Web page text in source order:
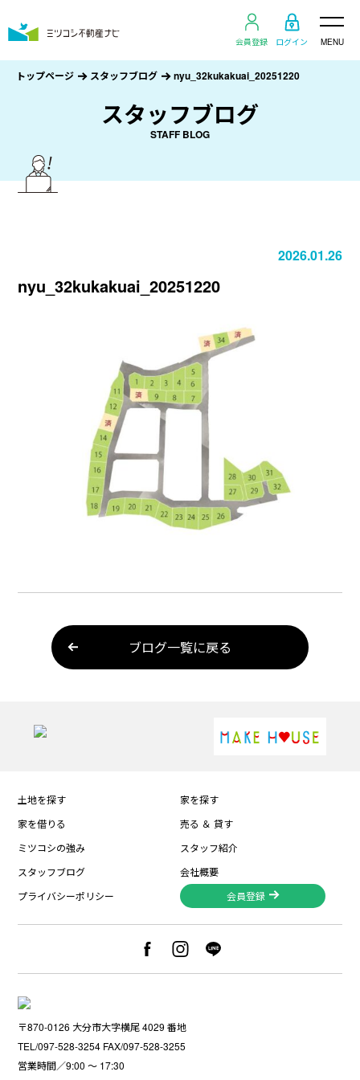
会員登録 ログイン MENU
スタッフブログ
STAFF BLOG
トップページ スタッフブログ nyu_32kukakuai_20251220
2026.01.26
nyu_32kukakuai_20251220
ブログ一覧に戻る
〒870-0126 大分市大字横尾 4029 番地
TEL/097-528-3254 FAX/097-528-3255
営業時間／9:00 〜 17:30
土地を探す
家を探す
家を借りる
売る ＆ 貸す
ミツコシの強み
スタッフ紹介
スタッフブログ
会社概要
プライバシーポリシー
会員登録